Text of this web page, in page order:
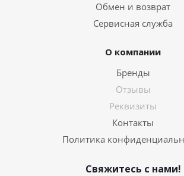
Обмен и возврат
Сервисная служба
О компании
Бренды
Отзывы
Реквизиты
Контакты
Политика
Свяжитесь с нами!